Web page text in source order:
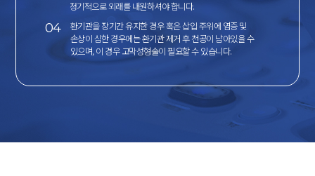
정기적으로 외래를 내원하셔야 합니다.
04
환기관을 장기간 유지한 경우 혹은 삽입 주위에 염증 및
손상이 심한 경우에는 환기관 제거 후 천공이 남아있을 수
있으며, 이 경우 고막성형술이 필요할 수 있습니다.